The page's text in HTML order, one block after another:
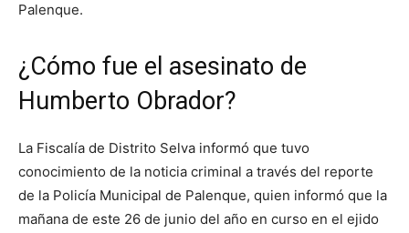
Palenque.
¿Cómo fue el asesinato de
Humberto Obrador?
La Fiscalía de Distrito Selva informó que tuvo
conocimiento de la noticia criminal a través del reporte
de la Policía Municipal de Palenque, quien informó que la
mañana de este 26 de junio del año en curso en el ejido